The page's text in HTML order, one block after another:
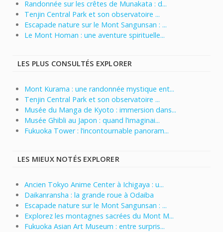
Randonnée sur les crêtes de Munakata : d...
Tenjin Central Park et son observatoire ...
Escapade nature sur le Mont Sangunsan : ...
Le Mont Homan : une aventure spirituelle...
LES PLUS CONSULTÉS EXPLORER
Mont Kurama : une randonnée mystique ent...
Tenjin Central Park et son observatoire ...
Musée du Manga de Kyoto : immersion dans...
Musée Ghibli au Japon : quand l’imaginai...
Fukuoka Tower : l’incontournable panoram...
LES MIEUX NOTÉS EXPLORER
Ancien Tokyo Anime Center à Ichigaya : u...
Daikanransha : la grande roue à Odaiba
Escapade nature sur le Mont Sangunsan : ...
Explorez les montagnes sacrées du Mont M...
Fukuoka Asian Art Museum : entre surpris...